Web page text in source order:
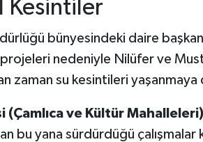
Kesintiler
bünyesindeki daire
projeleri nedeniyle Nilüfer ve
zaman su kesintileri
(Çamlıca ve Kültür
bu yana sürdürdüğü çalışmalar